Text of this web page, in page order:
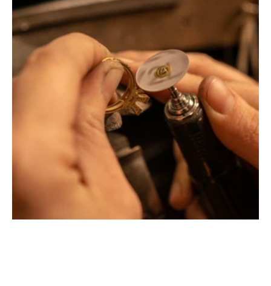
Montbrison, Lyon, Paris
Philippe & mathieu tournaire
Créateurs joailliers, révolutionnent les codes de la
joaillerie traditionnelle en y apportant des formes et des
couleurs hors du commun. Au delà des modes, la
Maison Tournaire a forgé son style de caractère et
d'élévation en puisant dans ses voyages ainsi que ses
différentes rencontres.
La Maison Tournaire qui a ouvert ses portes en 1984 à
Montbrison, en France, propose aujourd'hui ces bijoux